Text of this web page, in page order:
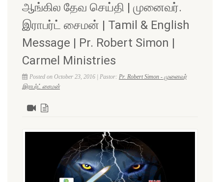
ஆங்கில தேவ செய்தி | முனைவர்.
இராபர்ட் சைமன் | Tamil & English
Message | Pr. Robert Simon |
Carmel Ministries
Posted on October 23, 2016 | Pastor: Pr. Robert Simon - முனைவர்
இராபர்ட் சைமன்